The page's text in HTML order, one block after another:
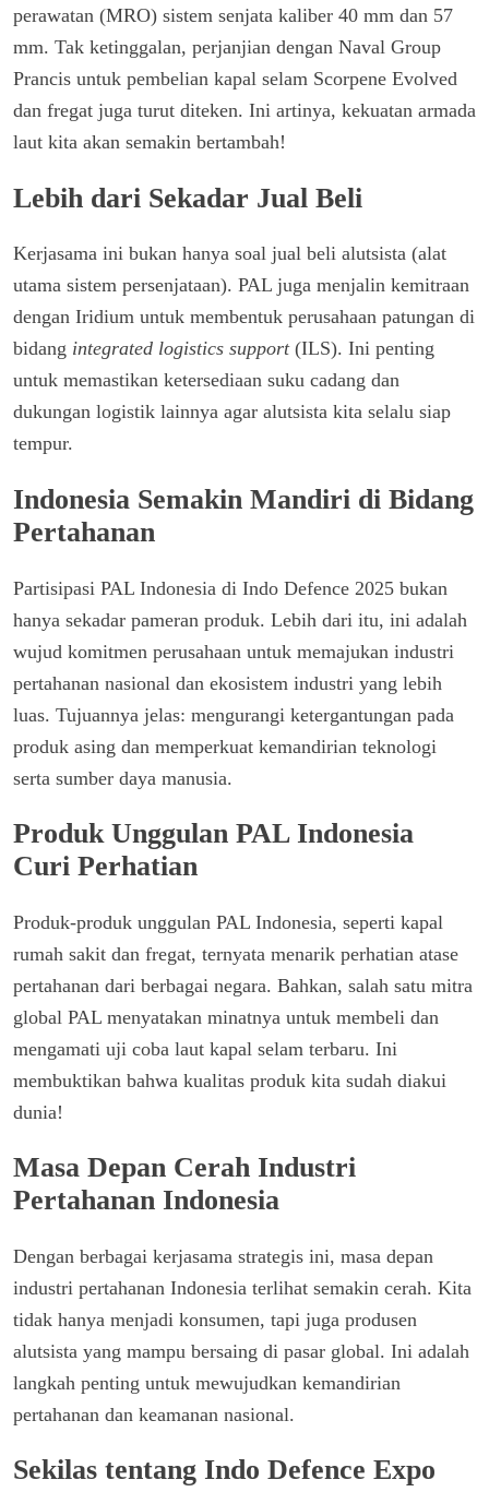
perawatan (MRO) sistem senjata kaliber 40 mm dan 57
mm. Tak ketinggalan, perjanjian dengan Naval Group
Prancis untuk pembelian kapal selam Scorpene Evolved
dan fregat juga turut diteken. Ini artinya, kekuatan armada
laut kita akan semakin bertambah!
Lebih dari Sekadar Jual Beli
Kerjasama ini bukan hanya soal jual beli alutsista (alat
utama sistem persenjataan). PAL juga menjalin kemitraan
dengan Iridium untuk membentuk perusahaan patungan di
bidang integrated logistics support(ILS). Ini penting
untuk memastikan ketersediaan suku cadang dan
dukungan logistik lainnya agar alutsista kita selalu siap
tempur.
Indonesia Semakin Mandiri di Bidang
Pertahanan
Partisipasi PAL Indonesia di Indo Defence 2025 bukan
hanya sekadar pameran produk. Lebih dari itu, ini adalah
wujud komitmen perusahaan untuk memajukan industri
pertahanan nasional dan ekosistem industri yang lebih
luas. Tujuannya jelas: mengurangi ketergantungan pada
produk asing dan memperkuat kemandirian teknologi
serta sumber daya manusia.
Produk Unggulan PAL Indonesia
Curi Perhatian
Produk-produk unggulan PAL Indonesia, seperti kapal
rumah sakit dan fregat, ternyata menarik perhatian atase
pertahanan dari berbagai negara. Bahkan, salah satu mitra
global PAL menyatakan minatnya untuk membeli dan
mengamati uji coba laut kapal selam terbaru. Ini
membuktikan bahwa kualitas produk kita sudah diakui
dunia!
Masa Depan Cerah Industri
Pertahanan Indonesia
Dengan berbagai kerjasama strategis ini, masa depan
industri pertahanan Indonesia terlihat semakin cerah. Kita
tidak hanya menjadi konsumen, tapi juga produsen
alutsista yang mampu bersaing di pasar global. Ini adalah
langkah penting untuk mewujudkan kemandirian
pertahanan dan keamanan nasional.
Sekilas tentang Indo Defence Expo